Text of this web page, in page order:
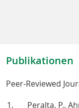
Publikationen
Peer-Reviewed
Peralta, P.,